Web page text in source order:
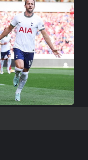
صور هاري كين